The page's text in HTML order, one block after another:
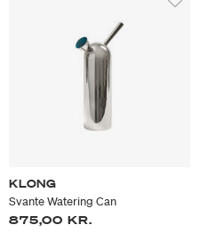
KLONG
Svante Watering Can
875,00 KR.